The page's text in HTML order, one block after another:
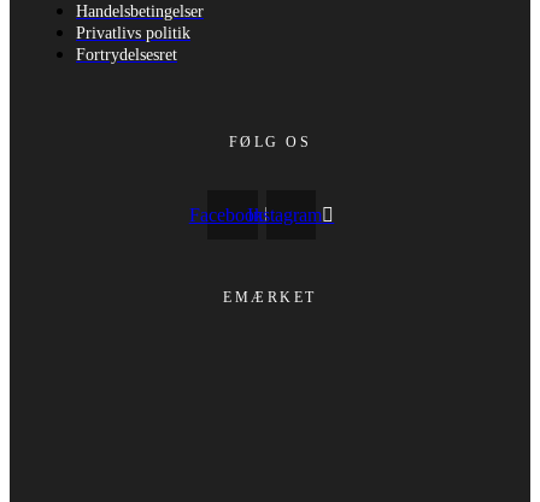
Handelsbetingelser
Privatlivs politik
Fortrydelsesret
FØLG OS
FacebookInstagram
EMÆRKET